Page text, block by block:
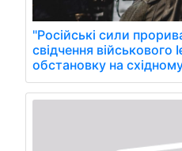
"Російські сили
свідчення військового
обстановку на